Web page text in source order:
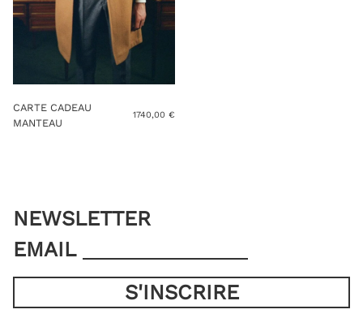
CARTE CADEAU
MANTEAU
1740,00 €
NEWSLETTER
EMAIL